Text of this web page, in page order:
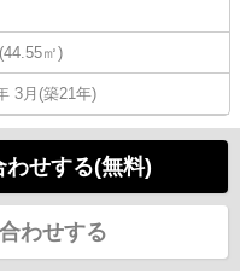
㎡)
3月(築21年)
せする(無料)
わせする